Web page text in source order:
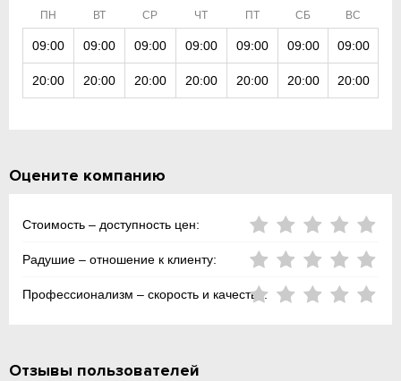
ПН ВТ СР ЧТ ПТ СБ ВС
09:00 09:00 09:00 09:00 09:00 09:00 09:00
20:00 20:00 20:00 20:00 20:00 20:00 20:00
Оцените компанию
Стоимость – доступность цен:
Радушие – отношение к клиенту:
Профессионализм – скорость и качество:
Отзывы пользователей